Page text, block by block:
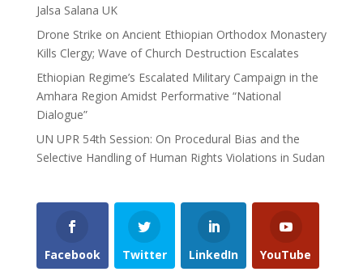
Jalsa Salana UK
Drone Strike on Ancient Ethiopian Orthodox Monastery
Kills Clergy; Wave of Church Destruction Escalates
Ethiopian Regime’s Escalated Military Campaign in the
Amhara Region Amidst Performative “National
Dialogue”
UN UPR 54th Session: On Procedural Bias and the
Selective Handling of Human Rights Violations in Sudan
Facebook Twitter LinkedIn YouTube